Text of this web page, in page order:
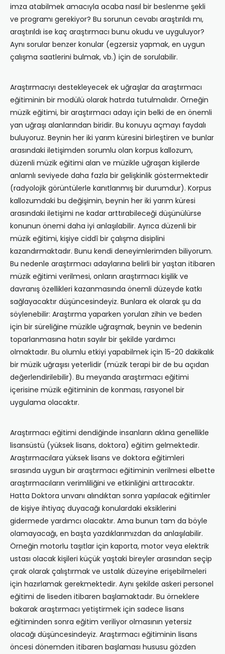
imza atabilmek amacıyla acaba nasıl bir beslenme şekli
ve programı gerekiyor? Bu sorunun cevabı araştırıldı mı,
araştırıldı ise kaç araştırmacı bunu okudu ve uyguluyor?
Aynı sorular benzer konular (egzersiz yapmak, en uygun
çalışma saatlerini bulmak, vb.) için de sorulabilir.
Araştırmacıyı destekleyecek ek uğraşlar da araştırmacı
eğitiminin bir modülü olarak hatırda tutulmalıdır. Örneğin
müzik eğitimi, bir araştırmacı adayı için belki de en önemli
yan uğraşı alanlarından biridir. Bu konuyu açmayı faydalı
buluyoruz. Beynin her iki yarım küresini birleştiren ve bunlar
arasındaki iletişimden sorumlu olan korpus kallozum,
düzenli müzik eğitimi alan ve müzikle uğraşan kişilerde
anlamlı seviyede daha fazla bir gelişkinlik göstermektedir
(radyolojik görüntülerle kanıtlanmış bir durumdur). Korpus
kallozumdaki bu değişimin, beynin her iki yarım küresi
arasındaki iletişimi ne kadar arttırabileceği düşünülürse
konunun önemi daha iyi anlaşılabilir. Ayrıca düzenli bir
müzik eğitimi, kişiye ciddî bir çalışma disiplini
kazandırmaktadır. Bunu kendi deneyimlerimden biliyorum.
Bu nedenle araştırmacı adaylarına belirli bir yaştan itibaren
müzik eğitimi verilmesi, onların araştırmacı kişilik ve
davranış özellikleri kazanmasında önemli düzeyde katkı
sağlayacaktır düşüncesindeyiz. Bunlara ek olarak şu da
söylenebilir: Araştırma yaparken yorulan zihin ve beden
için bir süreliğine müzikle uğraşmak, beynin ve bedenin
toparlanmasına hatırı sayılır bir şekilde yardımcı
olmaktadır. Bu olumlu etkiyi yapabilmek için 15-20 dakikalık
bir müzik uğraşısı yeterlidir (müzik terapi bir de bu açıdan
değerlendirilebilir). Bu meyanda araştırmacı eğitimi
içerisine müzik eğitiminin de konması, rasyonel bir
uygulama olacaktır.
Araştırmacı eğitimi dendiğinde insanların aklına genellikle
lisansüstü (yüksek lisans, doktora) eğitim gelmektedir.
Araştırmacılara yüksek lisans ve doktora eğitimleri
sırasında uygun bir araştırmacı eğitiminin verilmesi elbette
araştırmacıların verimliliğini ve etkinliğini arttıracaktır.
Hatta Doktora unvanı alındıktan sonra yapılacak eğitimler
de kişiye ihtiyaç duyacağı konulardaki eksiklerini
gidermede yardımcı olacaktır. Ama bunun tam da böyle
olamayacağı, en başta yazdıklarımızdan da anlaşılabilir.
Örneğin motorlu taşıtlar için kaporta, motor veya elektrik
ustası olacak kişileri küçük yaştaki bireyler arasından seçip
çırak olarak çalıştırmak ve ustalık düzeyine erişebilmeleri
için hazırlamak gerekmektedir. Aynı şekilde askeri personel
eğitimi de liseden itibaren başlamaktadır. Bu örneklere
bakarak araştırmacı yetiştirmek için sadece lisans
eğitiminden sonra eğitim veriliyor olmasının yetersiz
olacağı düşüncesindeyiz. Araştırmacı eğitiminin lisans
öncesi dönemden itibaren başlaması hususu gözden